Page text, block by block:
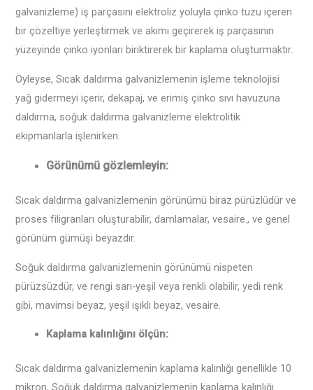
galvanizleme) iş parçasını elektroliz yoluyla çinko tuzu içeren
bir çözeltiye yerleştirmek ve akımı geçirerek iş parçasının
yüzeyinde çinko iyonları biriktirerek bir kaplama oluşturmaktır..
Öyleyse, Sıcak daldırma galvanizlemenin işleme teknolojisi
yağ gidermeyi içerir, dekapaj, ve erimiş çinko sıvı havuzuna
daldırma, soğuk daldırma galvanizleme elektrolitik
ekipmanlarla işlenirken.
Görünümü gözlemleyin:
Sıcak daldırma galvanizlemenin görünümü biraz pürüzlüdür ve
proses filigranları oluşturabilir, damlamalar, vesaire., ve genel
görünüm gümüşi beyazdır.
Soğuk daldırma galvanizlemenin görünümü nispeten
pürüzsüzdür, ve rengi sarı-yeşil veya renkli olabilir, yedi renk
gibi, mavimsi beyaz, yeşil ışıklı beyaz, vesaire.
Kaplama kalınlığını ölçün:
Sıcak daldırma galvanizlemenin kaplama kalınlığı genellikle 10
mikron, Soğuk daldırma galvanizlemenin kaplama kalınlığı